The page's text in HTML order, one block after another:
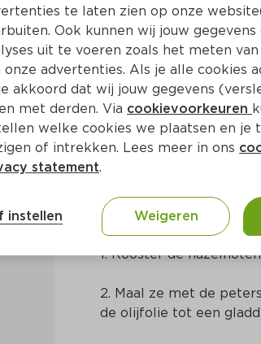
met
Mediterraans
1. Rooster de
2. Maal ze met de
de olijfolie tot een
te laten zien op onze
Ook kunnen wij jouw
uit te voeren zoals het meten
onze advertenties. Als je alle cookies
akkoord dat wij jouw gegevens
met derden. Via cookievoorkeuren
welke cookies we plaatsen en je
of intrekken. Lees meer in ons
statement.
instellen Weigeren